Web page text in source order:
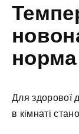
норма
Для здорової
в кімнаті